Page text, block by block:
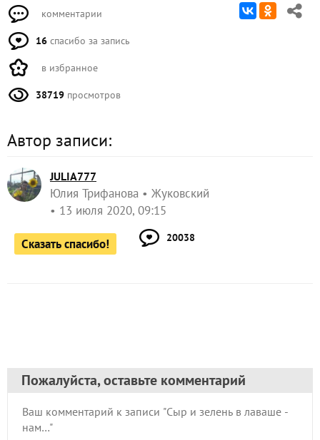
комментарии
16 спасибо за запись
в избранное
38719 просмотров
Автор записи:
JULIA777
Юлия Трифанова
Жуковский
13 июля 2020, 09:15
Сказать спасибо! 20038
Пожалуйста, оставьте комментарий